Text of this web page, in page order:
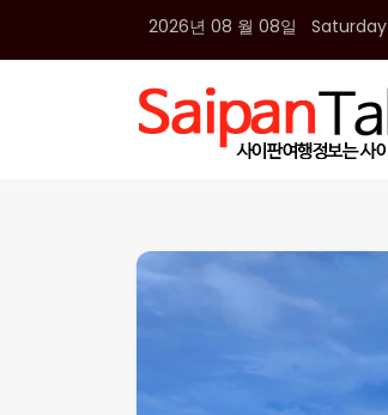
2026년 08 월 08일 Saturday
여행정보
생활정보